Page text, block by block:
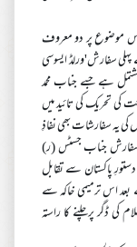
اس موضوع پر دو معروف
سفارش'ورلڈ ایسوسی
ہے جسے جناب محمد
میں۱۹۸۶ء میں نفاذِ شریعت کی تحریک کی تائید میں
یہ سفارشات بھی نفاذِ
جناب جسٹس (ر)
کردہ ہے، جنہوں نے ۲۲ نکات کا دستورِ پاکستان سے تقابل
اس ترمیمی خاکہ سے
ڈگر پرچلنے کا راستہ